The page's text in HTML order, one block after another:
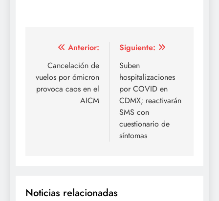
Navegación
de
entradas
Anterior:
Cancelación de
vuelos por ómicron
provoca caos en el
AICM
Siguiente:
Suben
hospitalizaciones
por COVID en
CDMX; reactivarán
SMS con
cuestionario de
síntomas
Noticias relacionadas